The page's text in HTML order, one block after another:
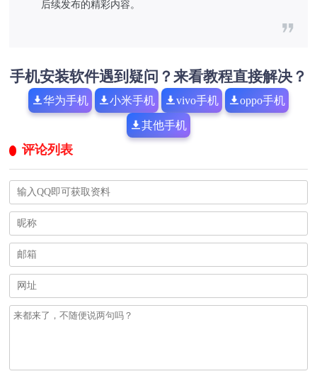
后续发布的精彩内容。
手机安装软件遇到疑问？来看教程直接解决？
华为手机 小米手机 vivo手机 oppo手机
其他手机
评论列表